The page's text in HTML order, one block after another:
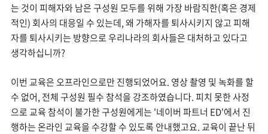
는 것이 피해자와 남은 구성원 모두를 위해 가장 바람직한(혹은 경제
적인) 회사의 대응일 수 있는데, 왜 가해자를 퇴사시키지 않고 피해
자를 퇴사시키는 방향으로 우리나라의 회사들은 대처하고 있다고
생각하십니까?
이번 교육은 오프라인으로만 진행되었어요. 영상 촬영 및 녹화를 할
수 없어, 전체 구성원 필수 참석을 강조하였습니다. 피치 못한 사정
으로 교육 참석이 불가한 구성원에게는 '네이버 파트너 ED'에서 진
행하는 온라인 교육을 수강할 수 있도록 안내했고요. 교육이 끝난 뒤